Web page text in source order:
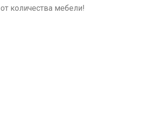
от количества мебели!